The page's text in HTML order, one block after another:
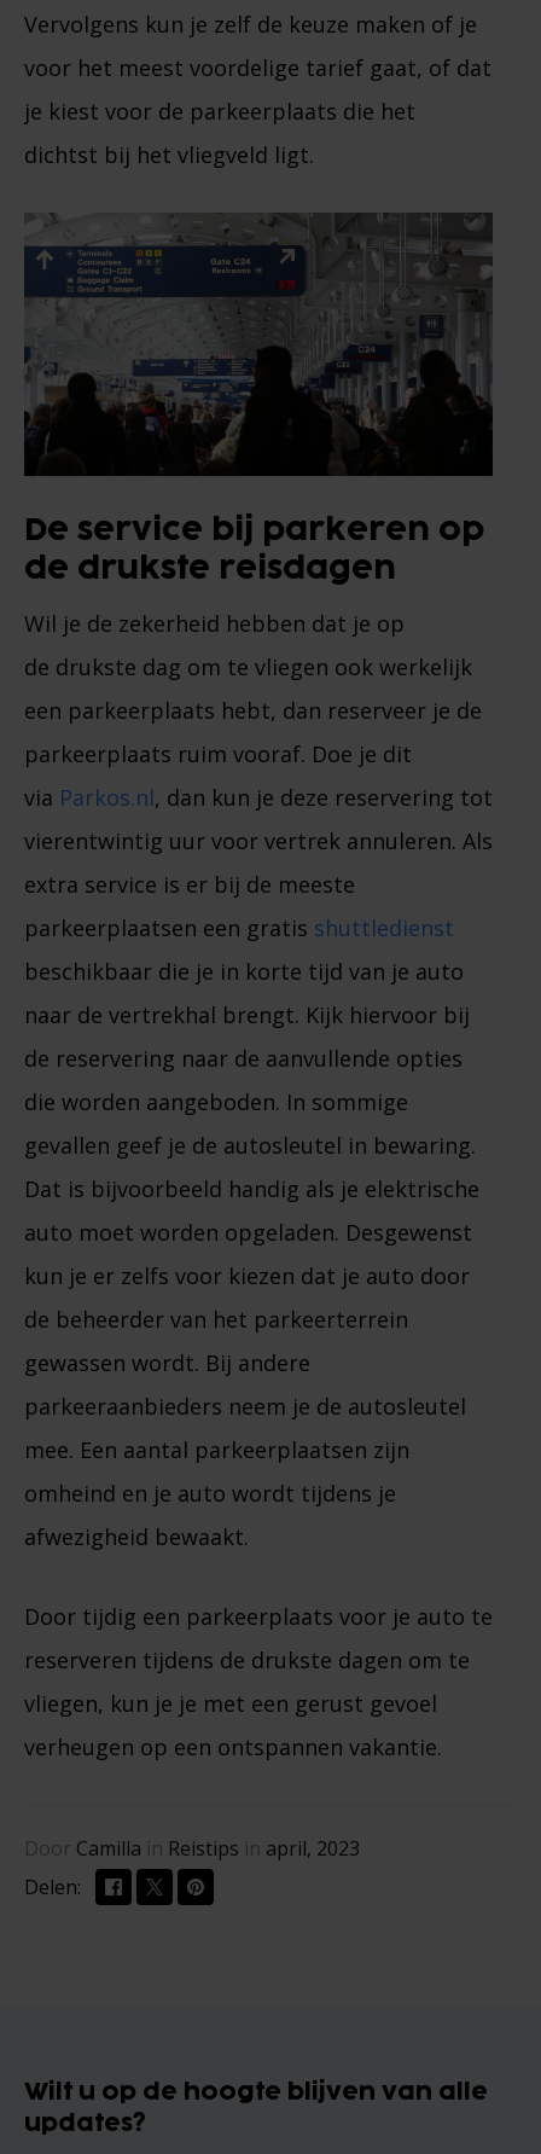
Vervolgens kun je zelf de keuze maken of je
voor het meest voordelige tarief gaat, of dat
je kiest voor de parkeerplaats die het
dichtst bij het vliegveld ligt.
De service bij parkeren op
de drukste reisdagen
Wil je de zekerheid hebben dat je op
de drukste dag om te vliegen ook werkelijk
een parkeerplaats hebt, dan reserveer je de
parkeerplaats ruim vooraf. Doe je dit
via Parkos.nl, dan kun je deze reservering tot
vierentwintig uur voor vertrek annuleren. Als
extra service is er bij de meeste
parkeerplaatsen een gratis shuttledienst
beschikbaar die je in korte tijd van je auto
naar de vertrekhal brengt. Kijk hiervoor bij
de reservering naar de aanvullende opties
die worden aangeboden. In sommige
gevallen geef je de autosleutel in bewaring.
Dat is bijvoorbeeld handig als je elektrische
auto moet worden opgeladen. Desgewenst
kun je er zelfs voor kiezen dat je auto door
de beheerder van het parkeerterrein
gewassen wordt. Bij andere
parkeeraanbieders neem je de autosleutel
mee. Een aantal parkeerplaatsen zijn
omheind en je auto wordt tijdens je
afwezigheid bewaakt.
Door tijdig een parkeerplaats voor je auto te
reserveren tijdens de drukste dagen om te
vliegen, kun je je met een gerust gevoel
verheugen op een ontspannen vakantie.
Door Camilla in Reistips in april, 2023
Delen:
Wilt u op de hoogte blijven van alle
updates?